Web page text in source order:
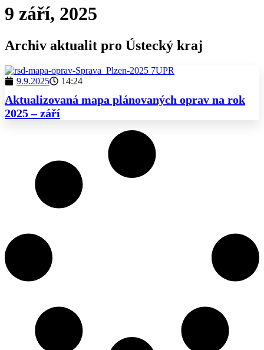
9 září, 2025
Archiv aktualit pro Ústecký kraj
9.9.2025 14:24
Aktualizovaná mapa plánovaných oprav na rok
2025 – září